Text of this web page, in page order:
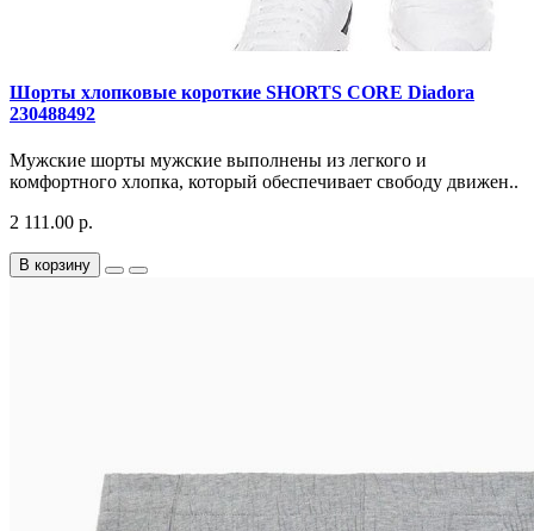
Шорты хлопковые короткие SHORTS CORE Diadora
230488492
Мужские шорты мужские выполнены из легкого и
комфортного хлопка, который обеспечивает свободу движен..
2 111.00 р.
В корзину